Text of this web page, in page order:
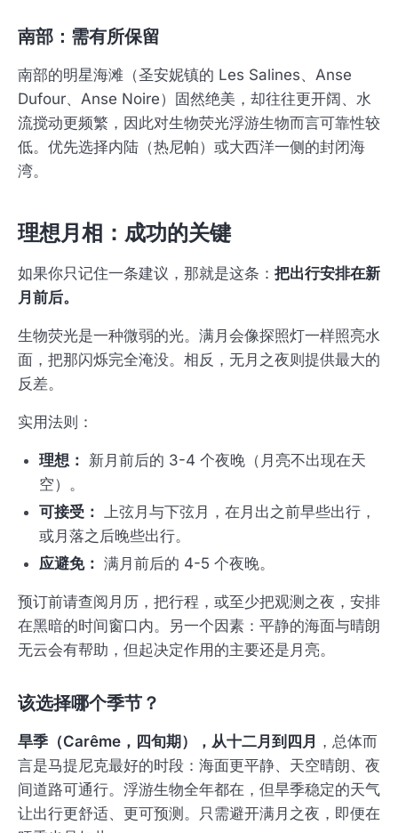
南部：需有所保留
南部的明星海滩（圣安妮镇的 Les Salines、Anse
Dufour、Anse Noire）固然绝美，却往往更开阔、水
流搅动更频繁，因此对生物荧光浮游生物而言可靠性较
低。优先选择内陆（热尼帕）或大西洋一侧的封闭海
湾。
理想月相：成功的关键
如果你只记住一条建议，那就是这条： 把出行安排在新
月前后。
生物荧光是一种微弱的光。满月会像探照灯一样照亮水
面，把那闪烁完全淹没。相反，无月之夜则提供最大的
反差。
实用法则：
理想： 新月前后的 3-4 个夜晚（月亮不出现在天
空）。
可接受： 上弦月与下弦月，在月出之前早些出行，
或月落之后晚些出行。
应避免： 满月前后的 4-5 个夜晚。
预订前请查阅月历，把行程，或至少把观测之夜，安排
在黑暗的时间窗口内。另一个因素：平静的海面与晴朗
无云会有帮助，但起决定作用的主要还是月亮。
该选择哪个季节？
旱季（Carême，四旬期），从十二月到四月 ，总体而
言是马提尼克最好的时段：海面更平静、天空晴朗、夜
间道路可通行。浮游生物全年都在，但旱季稳定的天气
让出行更舒适、更可预测。只需避开满月之夜，即便在